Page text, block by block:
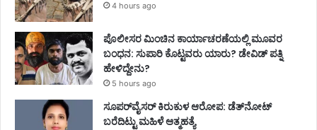
4 hours ago
ಪೊಲೀಸರ ಮಿಂಚಿನ ಕಾರ್ಯಾಚರಣೆಯಲ್ಲಿ ಮೂವರ
ಬಂಧನ: ಸುಪಾರಿ ಕೊಟ್ಟವರು ಯಾರು? ಡೇವಿಡ್ ಪತ್ನಿ
ಹೇಳಿದ್ದೇನು?
5 hours ago
ಸೂಪರ್‌ವೈಸರ್‌ ಕಿರುಕುಳ ಆರೋಪ: ಡೆತ್‌ನೋಟ್‌
ಬರೆದಿಟ್ಟು ಮಹಿಳೆ ಆತ್ಮಹತ್ಯೆ